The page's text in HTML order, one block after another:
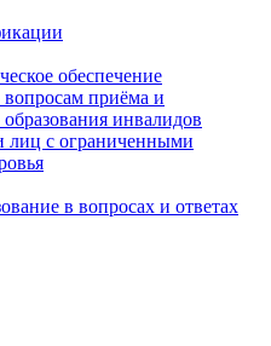
обеспечение
вопросам приёма и
инвалидов
лиц с ограниченными
в вопросах и ответах